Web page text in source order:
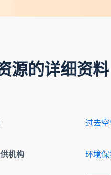
源的详细资料
过去空
机构 环境